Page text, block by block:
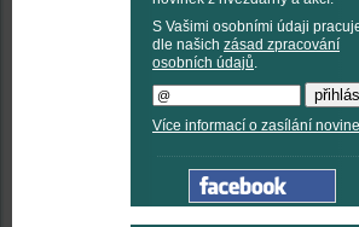
S Vašimi osobními údaji
dle našich zásad zpracování
osobních údajů.
Více informací o zasílání